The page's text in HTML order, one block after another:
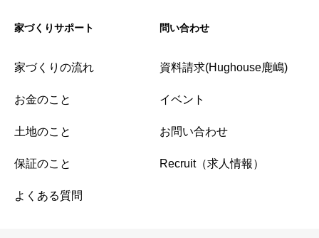
家づくりサポート
家づくりの流れ
お金のこと
土地のこと
保証のこと
よくある質問
問い合わせ
資料請求(Hughouse鹿嶋)
イベント
お問い合わせ
Recruit（求人情報）